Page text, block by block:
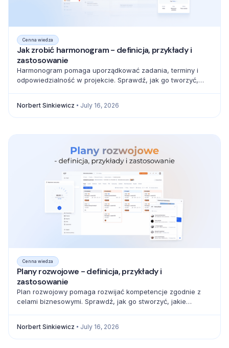
Cenna wiedza
Jak zrobić harmonogram - definicja, przykłady i
zastosowanie
Harmonogram pomaga uporządkować zadania, terminy i
odpowiedzialność w projekcie. Sprawdź, jak go tworzyć,
Norbert Sinkiewicz July 16, 2026
Cenna wiedza
Plany rozwojowe - definicja, przykłady i
zastosowanie
Plan rozwojowy pomaga rozwijać kompetencje zgodnie z
celami biznesowymi. Sprawdź, jak go stworzyć, jakie
Norbert Sinkiewicz July 16, 2026